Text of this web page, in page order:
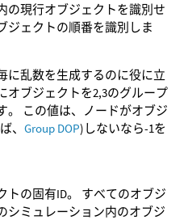
の現行オブジェクトを識別せ
ジェクトの順番を識別しま
に乱数を生成するのに役に立
オブジェクトを2,3のグループ
。 この値は、ノードがオブジ
、 Group DOP)しないなら-1を
トの固有ID。 すべてのオブジ
シミュレーション内のオブジ